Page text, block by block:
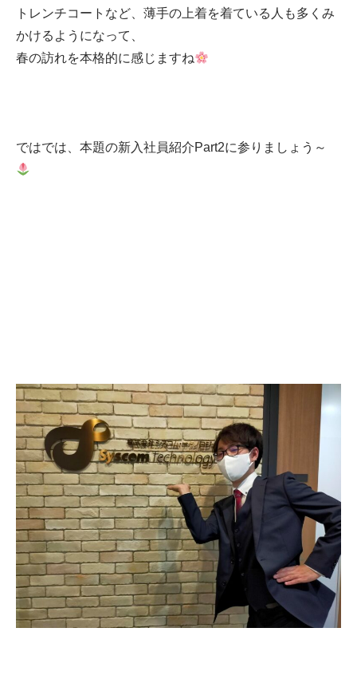
トレンチコートなど、薄手の上着を着ている人も多くみ
かけるようになって、
春の訪れを本格的に感じますね
ではでは、本題の新入社員紹介Part2に参りましょう～